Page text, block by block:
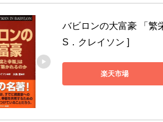
バビロンの大富豪 「繁
S．クレイソン ]
楽天市場